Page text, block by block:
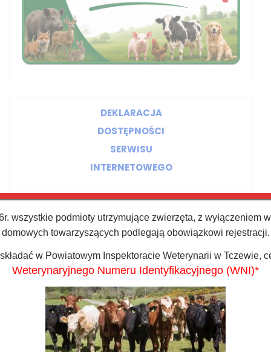
DEKLARACJA
DOSTĘPNOŚCI
SERWISU
INTERNETOWEGO
Wniosek o zapewnienie dostępności
Koordynator dostępności
wszystkie podmioty utrzymujące zwierzęta, z wyłączeniem
domowych towarzyszących podlegają obowiązkowi rejestracji.
w Powiatowym Inspektoracie Weterynarii w Tczewie,
Weterynaryjnego Numeru Identyfikacyjnego (WNI)*